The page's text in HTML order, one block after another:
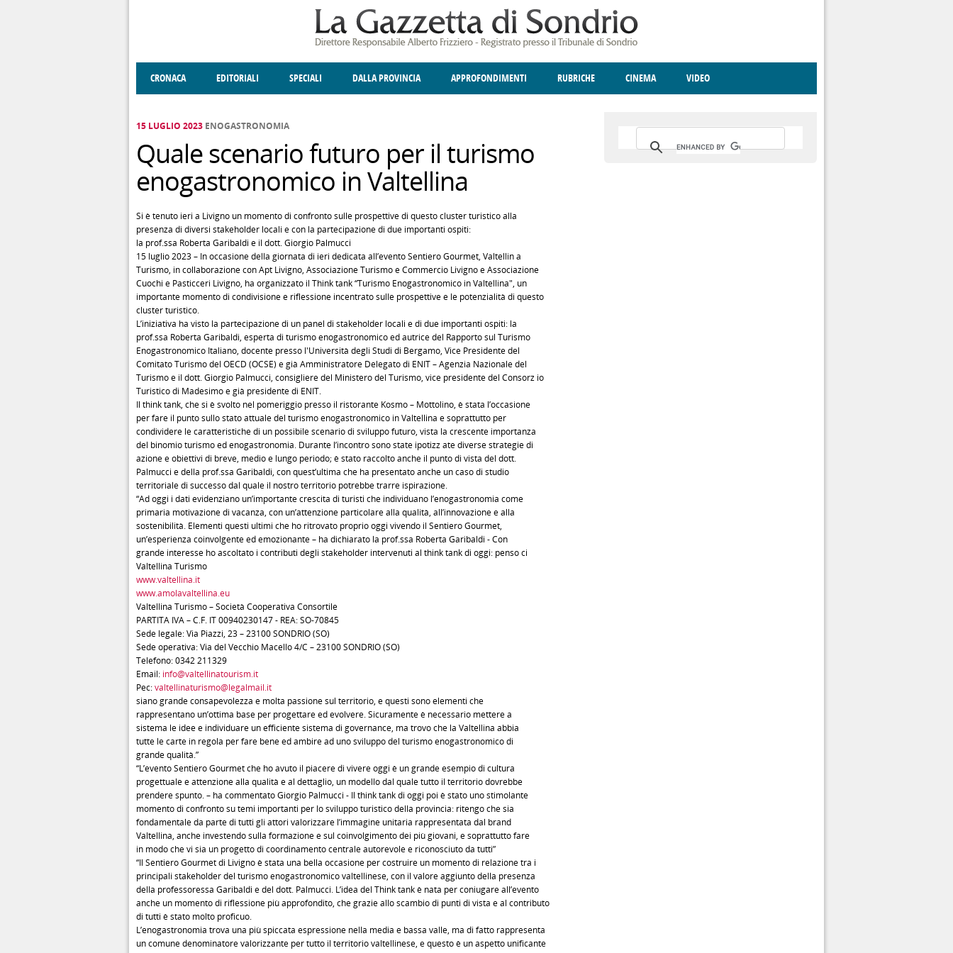
CRONACA EDITORIALI SPECIALI DALLA PROVINCIA APPROFONDIMENTI RUBRICHE CINEMA VIDEO
15 LUGLIO 2023 ENOGASTRONOMIA
Quale scenario futuro per il turismo
enogastronomico in Valtellina
Si è tenuto ieri a Livigno un momento di confronto sulle prospettive di questo cluster turistico alla
presenza di diversi stakeholder locali e con la partecipazione di due importanti ospiti:
la prof.ssa Roberta Garibaldi e il dott. Giorgio Palmucci
15 luglio 2023 – In occasione della giornata di ieri dedicata all’evento Sentiero Gourmet, Valtellin a
Turismo, in collaborazione con Apt Livigno, Associazione Turismo e Commercio Livigno e Associazione
Cuochi e Pasticceri Livigno, ha organizzato il Think tank “Turismo Enogastronomico in Valtellina", un
importante momento di condivisione e riflessione incentrato sulle prospettive e le potenzialità di questo
cluster turistico.
L’iniziativa ha visto la partecipazione di un panel di stakeholder locali e di due importanti ospiti: la
prof.ssa Roberta Garibaldi, esperta di turismo enogastronomico ed autrice del Rapporto sul Turismo
Enogastronomico Italiano, docente presso l'Università degli Studi di Bergamo, Vice Presidente del
Comitato Turismo del OECD (OCSE) e già Amministratore Delegato di ENIT – Agenzia Nazionale del
Turismo e il dott. Giorgio Palmucci, consigliere del Ministero del Turismo, vice presidente del Consorz io
Turistico di Madesimo e già presidente di ENIT.
Il think tank, che si è svolto nel pomeriggio presso il ristorante Kosmo – Mottolino, è stata l’occasione
per fare il punto sullo stato attuale del turismo enogastronomico in Valtellina e soprattutto per
condividere le caratteristiche di un possibile scenario di sviluppo futuro, vista la crescente importanza
del binomio turismo ed enogastronomia. Durante l’incontro sono state ipotizz ate diverse strategie di
azione e obiettivi di breve, medio e lungo periodo; è stato raccolto anche il punto di vista del dott.
Palmucci e della prof.ssa Garibaldi, con quest’ultima che ha presentato anche un caso di studio
territoriale di successo dal quale il nostro territorio potrebbe trarre ispirazione.
“Ad oggi i dati evidenziano un’importante crescita di turisti che individuano l’enogastronomia come
primaria motivazione di vacanza, con un’attenzione particolare alla qualità, all’innovazione e alla
sostenibilità. Elementi questi ultimi che ho ritrovato proprio oggi vivendo il Sentiero Gourmet,
un’esperienza coinvolgente ed emozionante – ha dichiarato la prof.ssa Roberta Garibaldi - Con
grande interesse ho ascoltato i contributi degli stakeholder intervenuti al think tank di oggi: penso ci
Valtellina Turismo
www.valtellina.it
www.amolavaltellina.eu
Valtellina Turismo – Società Cooperativa Consortile
PARTITA IVA – C.F. IT 00940230147 - REA: SO-70845
Sede legale: Via Piazzi, 23 – 23100 SONDRIO (SO)
Sede operativa: Via del Vecchio Macello 4/C – 23100 SONDRIO (SO)
Telefono: 0342 211329
Email: info@valtellinatourism.it
Pec:valtellinaturismo@legalmail.it
siano grande consapevolezza e molta passione sul territorio, e questi sono elementi che
rappresentano un’ottima base per progettare ed evolvere. Sicuramente è necessario mettere a
sistema le idee e individuare un efficiente sistema di governance, ma trovo che la Valtellina abbia
tutte le carte in regola per fare bene ed ambire ad uno sviluppo del turismo enogastronomico di
grande qualità.”
“L’evento Sentiero Gourmet che ho avuto il piacere di vivere oggi è un grande esempio di cultura
progettuale e attenzione alla qualità e al dettaglio, un modello dal quale tutto il territorio dovrebbe
prendere spunto. – ha commentato Giorgio Palmucci - Il think tank di oggi poi è stato uno stimolante
momento di confronto su temi importanti per lo sviluppo turistico della provincia: ritengo che sia
fondamentale da parte di tutti gli attori valorizzare l’immagine unitaria rappresentata dal brand
Valtellina, anche investendo sulla formazione e sul coinvolgimento dei più giovani, e soprattutto fare
in modo che vi sia un progetto di coordinamento centrale autorevole e riconosciuto da tutti”
“Il Sentiero Gourmet di Livigno è stata una bella occasione per costruire un momento di relazione tra i
principali stakeholder del turismo enogastronomico valtellinese, con il valore aggiunto della presenza
della professoressa Garibaldi e del dott. Palmucci. L’idea del Think tank è nata per coniugare all’evento
anche un momento di riflessione più approfondito, che grazie allo scambio di punti di vista e al contributo
di tutti è stato molto proficuo.
L’enogastronomia trova una più spiccata espressione nella media e bassa valle, ma di fatto rappresenta
un comune denominatore valorizzante per tutto il territorio valtellinese, e questo è un aspetto unificante